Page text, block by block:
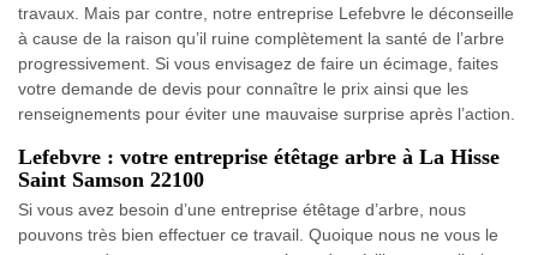
travaux. Mais par contre, notre entreprise Lefebvre le déconseille
à cause de la raison qu’il ruine complètement la santé de l’arbre
progressivement. Si vous envisagez de faire un écimage, faites
votre demande de devis pour connaître le prix ainsi que les
renseignements pour éviter une mauvaise surprise après l’action.
Lefebvre : votre entreprise étêtage arbre à La Hisse
Saint Samson 22100
Si vous avez besoin d’une entreprise étêtage d’arbre, nous
pouvons très bien effectuer ce travail. Quoique nous ne vous le